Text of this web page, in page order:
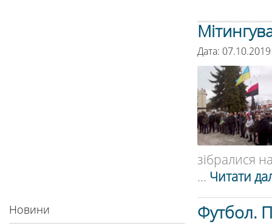
Дата:
зібралися
... Читати
Футбол.
Новини